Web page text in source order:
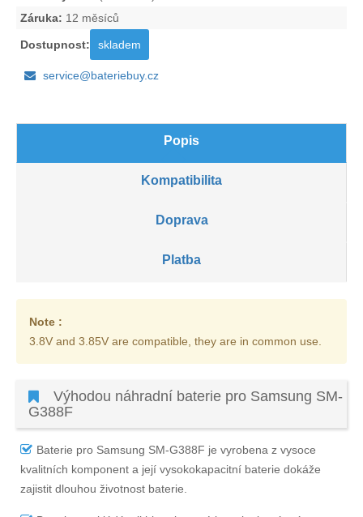
Záruka: 12 měsíců
Dostupnost: skladem
service@bateriebuy.cz
Popis
Kompatibilita
Doprava
Platba
Note :
3.8V and 3.85V are compatible, they are in common use.
Výhodou náhradní baterie pro Samsung SM-
G388F
Baterie pro Samsung SM-G388F je vyrobena z vysoce
kvalitních komponent a její vysokokapacitní baterie dokáže
zajistit dlouhou životnost baterie.